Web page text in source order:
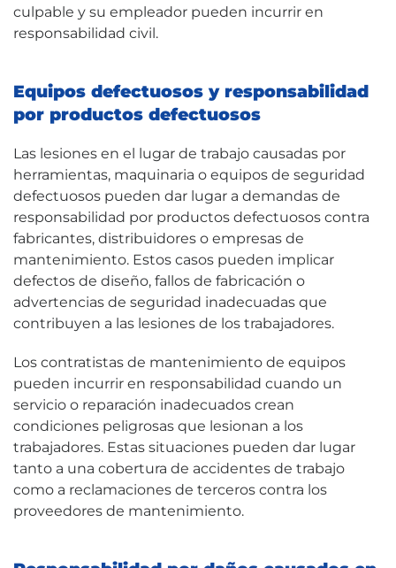
culpable y su empleador pueden incurrir en
responsabilidad civil.
Equipos defectuosos y responsabilidad
por productos defectuosos
Las lesiones en el lugar de trabajo causadas por
herramientas, maquinaria o equipos de seguridad
defectuosos pueden dar lugar a demandas de
responsabilidad por productos defectuosos contra
fabricantes, distribuidores o empresas de
mantenimiento. Estos casos pueden implicar
defectos de diseño, fallos de fabricación o
advertencias de seguridad inadecuadas que
contribuyen a las lesiones de los trabajadores.
Los contratistas de mantenimiento de equipos
pueden incurrir en responsabilidad cuando un
servicio o reparación inadecuados crean
condiciones peligrosas que lesionan a los
trabajadores. Estas situaciones pueden dar lugar
tanto a una cobertura de accidentes de trabajo
como a reclamaciones de terceros contra los
proveedores de mantenimiento.